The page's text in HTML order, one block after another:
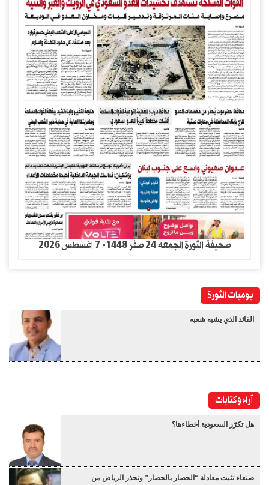
صحيفة الثورة الجمعه 24 صفر 1448- 7 اغسطس 2026
يوميات الثورة
القائد الذي يشبه شعبه
آراء وكتابات
هل تكرّر السعودية أخطاءها؟
صنعاء تثبت معادلة “الحصار بالحصار” وتحذر الرياض من